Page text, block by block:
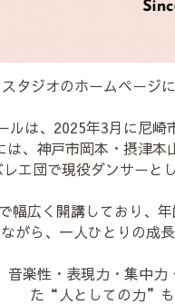
タジオのホームページ
ルは、2025年3月に尼崎
は、神戸市岡本・摂津本
エ団で現役ダンサーと
幅広く開講しており、
がら、一人ひとりの成
音楽性・表現力・集中
た“人としての力”も